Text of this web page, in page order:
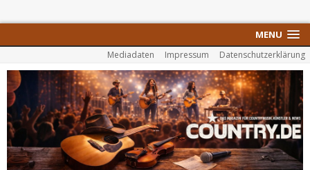
MENU
Mediadaten Impressum Datenschutzerklärung